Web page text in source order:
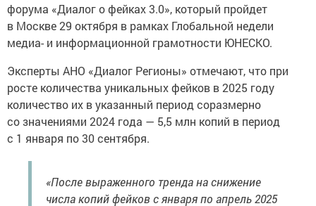
форума «Диалог о фейках 3.0», который пройдет
в Москве 29 октября в рамках Глобальной недели
медиа- и информационной грамотности ЮНЕСКО.
Эксперты АНО «Диалог Регионы» отмечают, что при
росте количества уникальных фейков в 2025 году
количество их в указанный период соразмерно
со значениями 2024 года — 5,5 млн копий в период
с 1 января по 30 сентября.
«После выраженного тренда на снижение
числа копий фейков с января по апрель 2025